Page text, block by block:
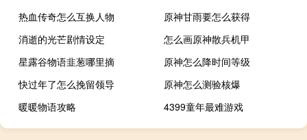
热血传奇怎么互换人物
原神甘雨要怎么获得
消逝的光芒剧情设定
怎么画原神散兵机甲
星露谷物语韭葱哪里摘
原神怎么降时间等级
快过年了怎么挽留领导
原神怎么测验核爆
暖暖物语攻略
4399童年最难游戏